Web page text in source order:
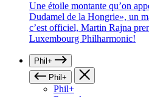
Une étoile montante qu’on
Dudamel de la Hongrie», un
c’est officiel, Martin Rajna
Luxembourg Philharmonic!
Phil+
Phil+
Phil+